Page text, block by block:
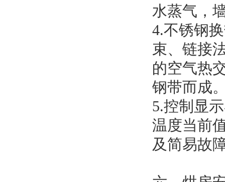
水蒸气，
4.不锈钢
束、链接
的空气热
钢带而成
5.控制显
温度当前
及简易故